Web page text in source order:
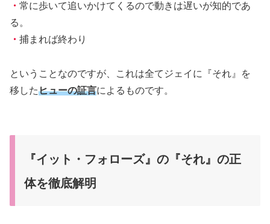
・ 常に歩いて追いかけてくるので動きは遅いが知的であ
る。
・ 捕まれば終わり
ということなのですが、これは全てジェイに『それ』を
移したヒューの証言によるものです。
『イット・フォローズ』の『それ』の正
体を徹底解明